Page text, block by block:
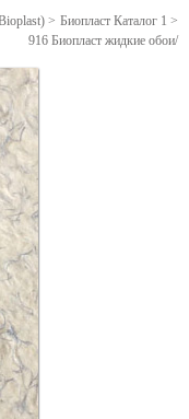
> Биопласт Каталог 1 >
916 Биопласт жидкие обои/